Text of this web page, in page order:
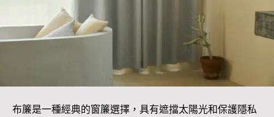
布簾是一種經典的窗簾選擇，具有遮擋太陽光和保護隱私